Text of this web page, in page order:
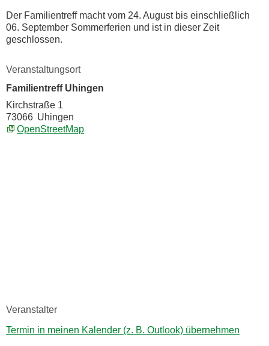
Der Familientreff macht vom 24. August bis einschließlich
06. September Sommerferien und ist in dieser Zeit
geschlossen.
Veranstaltungsort
Familientreff Uhingen
Kirchstraße 1
73066 Uhingen
OpenStreetMap
Veranstalter
Termin in meinen Kalender (z. B. Outlook) übernehmen